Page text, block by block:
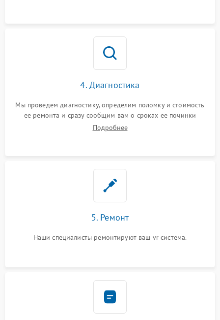
4. Диагностика
Мы проведем диагностику, определим поломку и стоимость
ее ремонта и сразу сообщим вам о сроках ее починки
Подробнее
5. Ремонт
Наши специалисты ремонтируют ваш vr система.